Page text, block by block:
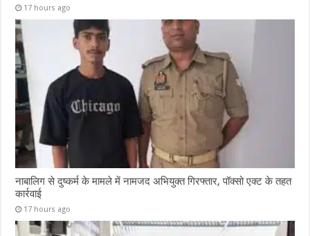
17 hours ago
नाबालिग से दुष्कर्म के मामले में नामजद अभियुक्त गिरफ्तार, पॉक्सो एक्ट के तहत
कार्रवाई
17 hours ago